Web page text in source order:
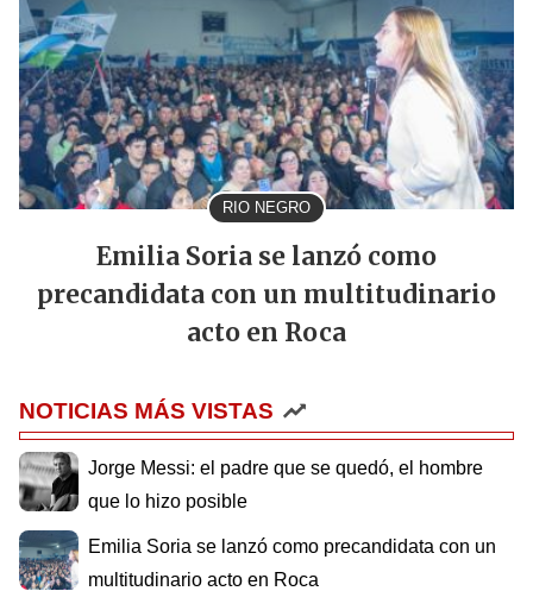
RIO NEGRO
Emilia Soria se lanzó como
precandidata con un multitudinario
acto en Roca
NOTICIAS MÁS VISTAS
Jorge Messi: el padre que se quedó, el hombre
que lo hizo posible
Emilia Soria se lanzó como precandidata con un
multitudinario acto en Roca